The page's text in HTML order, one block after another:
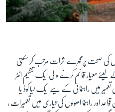
کی صحت پر گہرے اثرات مرتب کر سکتی
لیئے معیار قائم کرنے والی ایک تنظیم انٹر
میں راہنمائی کے لیے ایک نیا کوڈ یا
اور راہنما اصولوں کی تیاری میں تعمیرات ،